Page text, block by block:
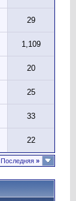
29
1,109
20
25
33
22
Последняя »